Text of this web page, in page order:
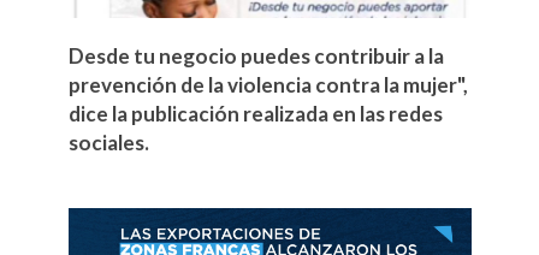
Desde tu negocio puedes contribuir a la
prevención de la violencia contra la mujer",
dice la publicación realizada en las redes
sociales.